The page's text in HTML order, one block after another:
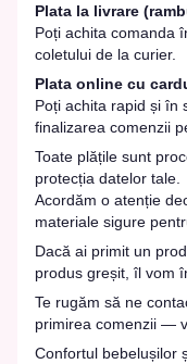
Plata la livrare
Poți achita comanda
coletului de la curier.
Plata online cu
Poți achita rapid și în
finalizarea comenzii
Toate plățile sunt
protecția datelor tale.
Acordăm o atenție
materiale sigure
Dacă ai primit un
produs greșit, îl vom
Te rugăm să ne
primirea comenzii —
Confortul bebelușilor